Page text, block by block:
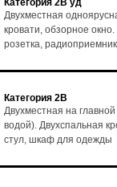
Категория 2В уд
Двухместная
кровати, обзорное
розетка,
Категория 2В
Двухместная на
водой). Двухспальная
стул, шкаф для одежды